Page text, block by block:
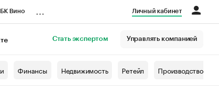
Вино Личный кабинет
Стать экспертом Управлять компанией
Финансы Недвижимость Ретейл Производство